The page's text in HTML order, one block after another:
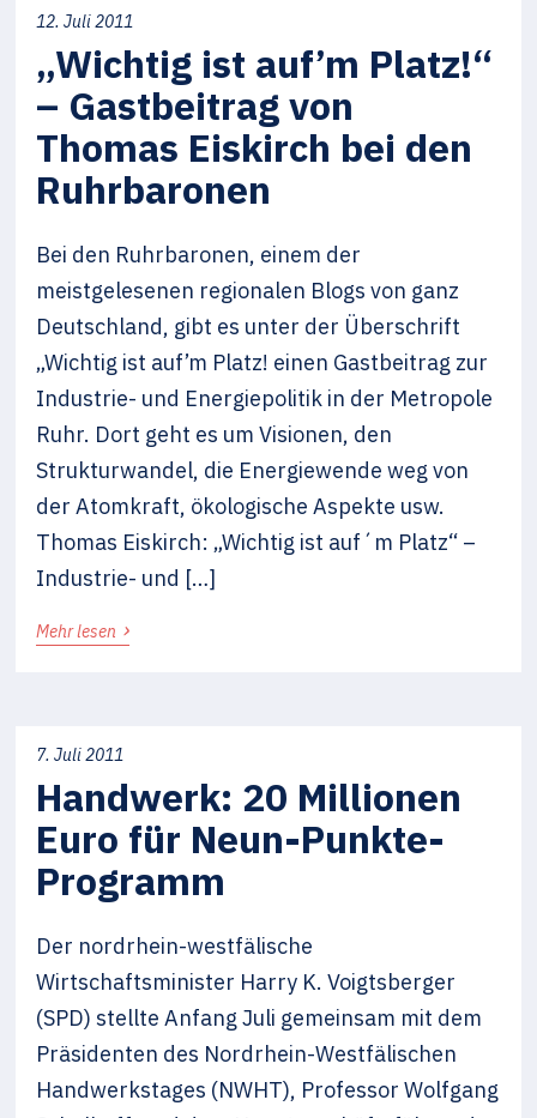
12. Juli 2011
„Wichtig ist auf’m Platz!“
– Gastbeitrag von
Thomas Eiskirch bei den
Ruhrbaronen
Bei den Ruhrbaronen, einem der
meistgelesenen regionalen Blogs von ganz
Deutschland, gibt es unter der Überschrift
„Wichtig ist auf’m Platz! einen Gastbeitrag zur
Industrie- und Energiepolitik in der Metropole
Ruhr. Dort geht es um Visionen, den
Strukturwandel, die Energiewende weg von
der Atomkraft, ökologische Aspekte usw.
Thomas Eiskirch: „Wichtig ist auf´m Platz“ –
Industrie- und […]
Mehr lesen ›
7. Juli 2011
Handwerk: 20 Millionen
Euro für Neun-Punkte-
Programm
Der nordrhein-westfälische
Wirtschaftsminister Harry K. Voigtsberger
(SPD) stellte Anfang Juli gemeinsam mit dem
Präsidenten des Nordrhein-Westfälischen
Handwerkstages (NWHT), Professor Wolfgang